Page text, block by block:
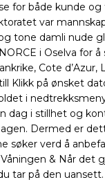
for både kunde og
var
tone damli nude
i Oselva for å
Cote d’Azur,
Klikk på ønsket
i
dag i stillhet og
Dermed er
søker verd å
& Når det
tar på den